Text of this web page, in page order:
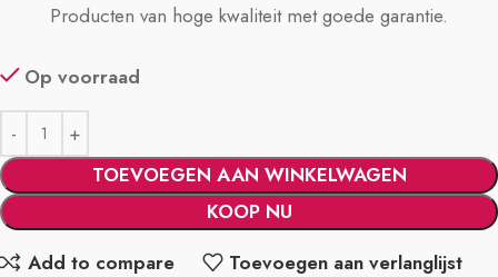
Producten van hoge kwaliteit met goede garantie.
Op voorraad
TOEVOEGEN AAN WINKELWAGEN
KOOP NU
Add to compare
Toevoegen aan verlanglijst